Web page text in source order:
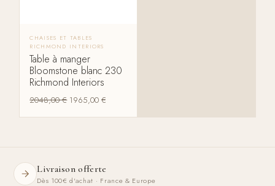
CHAISES ET TABLES
RICHMOND INTERIORS
Table à manger
Bloomstone blanc 230
Richmond Interiors
2048,00€ 1965,00€
Livraison offerte
Dès 100€ d'achat · France & Europe